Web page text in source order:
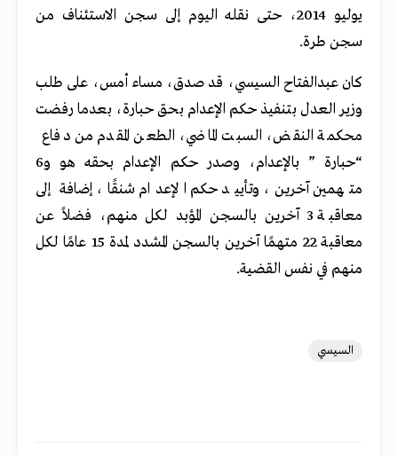
يوليو 2014، حتى نقله اليوم إلى سجن الاستئناف من
سجن طرة.
كان عبدالفتاح السيسي، قد صدق، مساء أمس، على طلب
وزير العدل بتنفيذ حكم الإعدام بحق حبارة، بعدما رفضت
محكمة النقض، السبت الماضي، الطعن المقدم من دفاع
“حبارة ” بالإعدام، وصدر حكم الإعدام بحقه هو و6
متهمين آخرين، وتأييد حكم الإعدام شنقًا، إضافة إلى
معاقبة 3 آخرين بالسجن المؤبد لكل منهم، فضلاً عن
معاقبة 22 متهمًا آخرين بالسجن المشدد لمدة 15 عامًا لكل
منهم في نفس القضية.
السيسي